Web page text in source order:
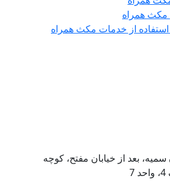
همراه
از خدمات مکث همراه
بعد از خیابان مفتح، کوچه